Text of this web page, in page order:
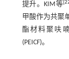
提升。KIM等[
甲酸作为共聚
酯材料聚呋
(PEICF)。